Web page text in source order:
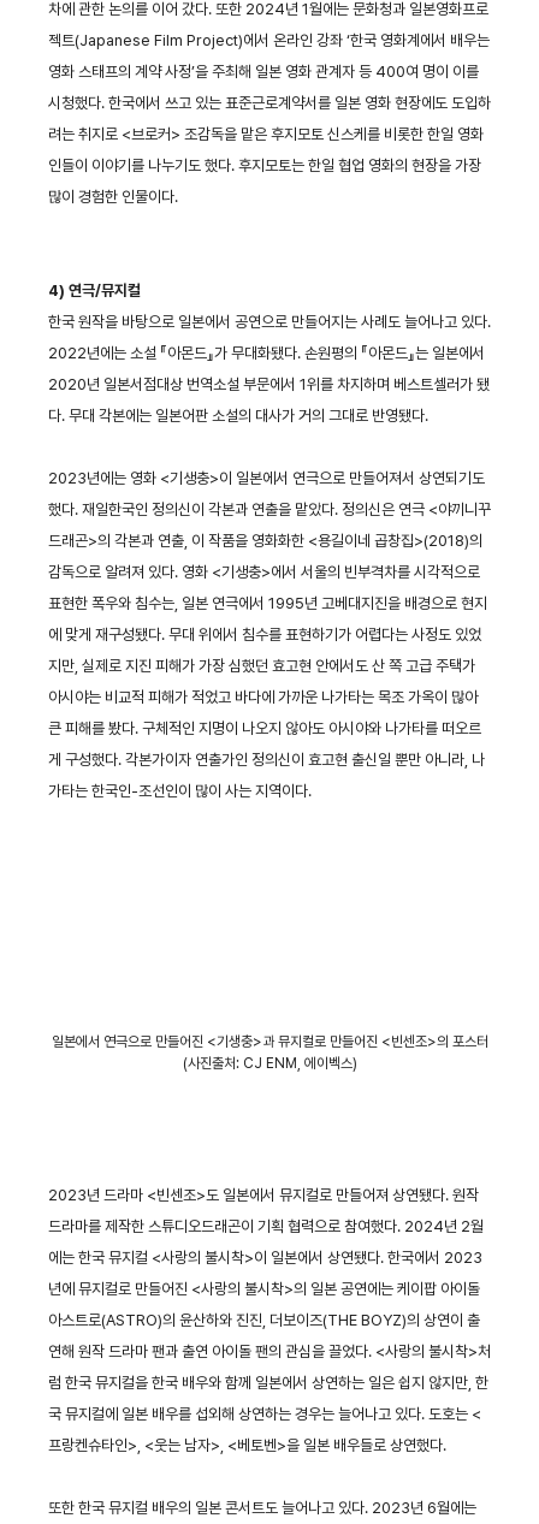
차에 관한 논의를 이어 갔다. 또한 2024년 1월에는 문화청과 일본영화프로
젝트(Japanese Film Project)에서 온라인 강좌 ‘한국 영화계에서 배우는
영화 스태프의 계약 사정’을 주최해 일본 영화 관계자 등 400여 명이 이를
시청했다. 한국에서 쓰고 있는 표준근로계약서를 일본 영화 현장에도 도입하
려는 취지로 <브로커> 조감독을 맡은 후지모토 신스케를 비롯한 한일 영화
인들이 이야기를 나누기도 했다. 후지모토는 한일 협업 영화의 현장을 가장
많이 경험한 인물이다.
4) 연극/뮤지컬
한국 원작을 바탕으로 일본에서 공연으로 만들어지는 사례도 늘어나고 있다.
2022년에는 소설 『아몬드』가 무대화됐다. 손원평의 『아몬드』는 일본에서
2020년 일본서점대상 번역소설 부문에서 1위를 차지하며 베스트셀러가 됐
다. 무대 각본에는 일본어판 소설의 대사가 거의 그대로 반영됐다.
2023년에는 영화 <기생충>이 일본에서 연극으로 만들어져서 상연되기도
했다. 재일한국인 정의신이 각본과 연출을 맡았다. 정의신은 연극 <야끼니꾸
드래곤>의 각본과 연출, 이 작품을 영화화한 <용길이네 곱창집>(2018)의
감독으로 알려져 있다. 영화 <기생충>에서 서울의 빈부격차를 시각적으로
표현한 폭우와 침수는, 일본 연극에서 1995년 고베대지진을 배경으로 현지
에 맞게 재구성됐다. 무대 위에서 침수를 표현하기가 어렵다는 사정도 있었
지만, 실제로 지진 피해가 가장 심했던 효고현 안에서도 산 쪽 고급 주택가
아시야는 비교적 피해가 적었고 바다에 가까운 나가타는 목조 가옥이 많아
큰 피해를 봤다. 구체적인 지명이 나오지 않아도 아시야와 나가타를 떠오르
게 구성했다. 각본가이자 연출가인 정의신이 효고현 출신일 뿐만 아니라, 나
가타는 한국인-조선인이 많이 사는 지역이다.
일본에서 연극으로 만들어진 <기생충>과 뮤지컬로 만들어진 <빈센조>의 포스터
(사진출처: CJ ENM, 에이벡스)
2023년 드라마 <빈센조>도 일본에서 뮤지컬로 만들어져 상연됐다. 원작
드라마를 제작한 스튜디오드래곤이 기획 협력으로 참여했다. 2024년 2월
에는 한국 뮤지컬 <사랑의 불시착>이 일본에서 상연됐다. 한국에서 2023
년에 뮤지컬로 만들어진 <사랑의 불시착>의 일본 공연에는 케이팝 아이돌
아스트로(ASTRO)의 윤산하와 진진, 더보이즈(THE BOYZ)의 상연이 출
연해 원작 드라마 팬과 출연 아이돌 팬의 관심을 끌었다. <사랑의 불시착>처
럼 한국 뮤지컬을 한국 배우와 함께 일본에서 상연하는 일은 쉽지 않지만, 한
국 뮤지컬에 일본 배우를 섭외해 상연하는 경우는 늘어나고 있다. 도호는 <
프랑켄슈타인>, <웃는 남자>, <베토벤>을 일본 배우들로 상연했다.
또한 한국 뮤지컬 배우의 일본 콘서트도 늘어나고 있다. 2023년 6월에는